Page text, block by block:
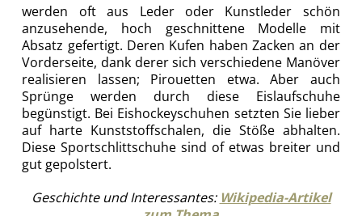
werden oft aus Leder oder Kunstleder schön
anzusehende, hoch geschnittene Modelle mit
Absatz gefertigt. Deren Kufen haben Zacken an der
Vorderseite, dank derer sich verschiedene Manöver
realisieren lassen; Pirouetten etwa. Aber auch
Sprünge werden durch diese Eislaufschuhe
begünstigt. Bei Eishockeyschuhen setzten Sie lieber
auf harte Kunststoffschalen, die Stöße abhalten.
Diese Sportschlittschuhe sind of etwas breiter und
gut gepolstert.
Geschichte und Interessantes: Wikipedia-Artikel